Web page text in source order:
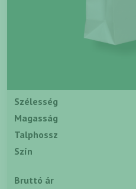
Szélesség
Magasság
Talphossz
Szín
Bruttó ár